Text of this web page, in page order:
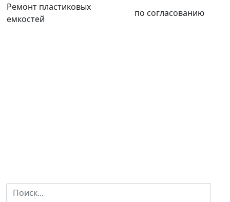
Ремонт пластиковых
емкостей
по согласованию